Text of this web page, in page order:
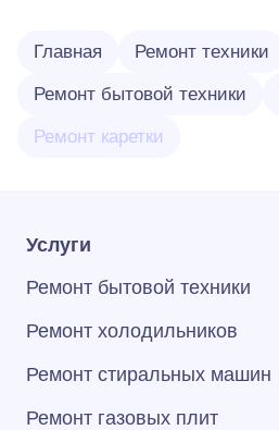
Главная Ремонт техники
Ремонт бытовой техники
Ремонт каретки
Услуги
Ремонт бытовой техники
Ремонт холодильников
Ремонт стиральных машин
Ремонт газовых плит